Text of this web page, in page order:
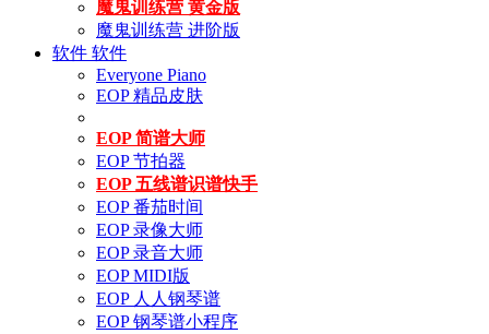
魔鬼训练营 黄金版
魔鬼训练营 进阶版
软件 软件
Everyone Piano
EOP 精品皮肤
EOP 简谱大师
EOP 节拍器
EOP 五线谱识谱快手
EOP 番茄时间
EOP 录像大师
EOP 录音大师
EOP MIDI版
EOP 人人钢琴谱
EOP 钢琴谱小程序